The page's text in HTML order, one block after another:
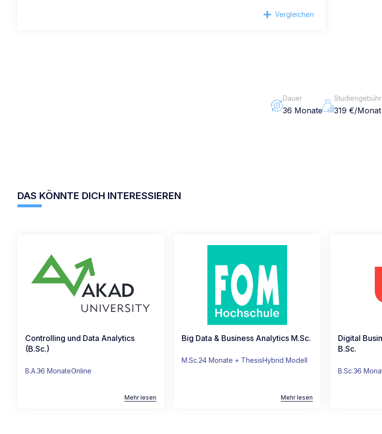
Vergleichen
Dauer
36 Monate 319 €/Monat
DAS KÖNNTE DICH INTERESSIEREN
Controlling und Data Analytics
(B.Sc.)
B.A.36 MonateOnline
Mehr lesen
Big Data & Business Analytics M.Sc.
M.Sc.24 Monate + ThesisHybrid Modell
Mehr lesen
Digital
B.Sc.
B.Sc.36